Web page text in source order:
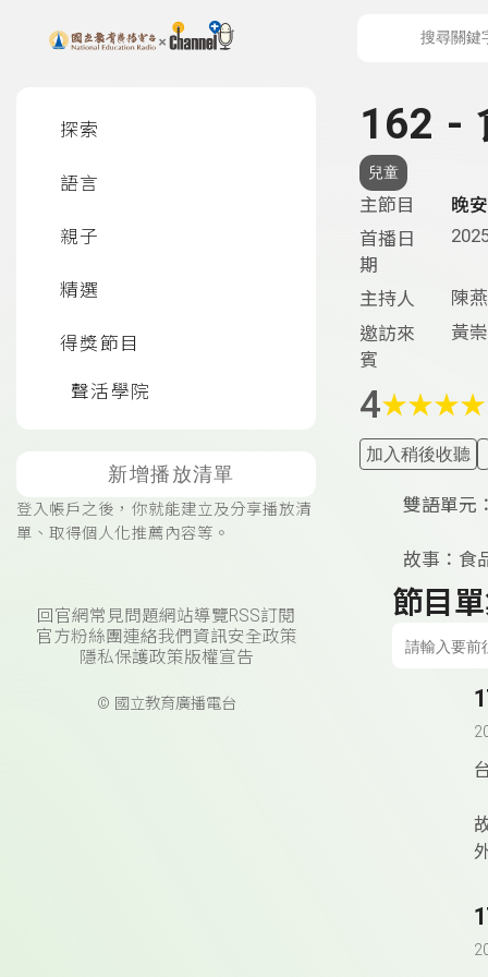
上方功能區塊
探索
語言
親子
精選
得獎節目
聲活學院
新增播放清單
登入帳戶之後，你就能建立及分享播放清
單、取得個人化推薦內容等。
回官網常見問題網站導覽RSS訂閱
官方粉絲團連絡我們 資訊安全政策
隱私保護政策版權宣告
© 國立教育廣播電台
162 -
兒童
主節目
晚
首播日
期
主持人
陳
邀訪來
賓
黃
4★★★★
加入稍後收聽
雙語單元
故事：食
節目